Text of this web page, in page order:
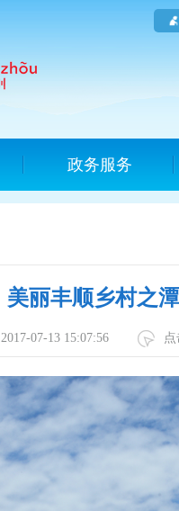
政务服务
美丽丰顺乡村之
2017-07-13 15:07:56 点